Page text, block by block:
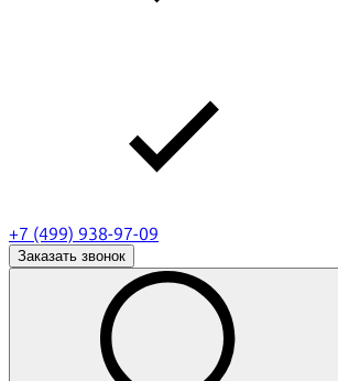
+7 (499) 938-97-09
Заказать звонок